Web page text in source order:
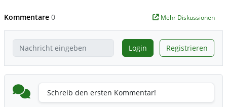
Kommentare 0 Mehr Diskussionen
Login Registrieren
Schreib den ersten Kommentar!